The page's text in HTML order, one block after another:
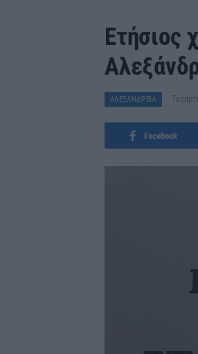
Ετήσιος
ΑΛΕΞΑΝΔΡΕΙΑ
Facebook